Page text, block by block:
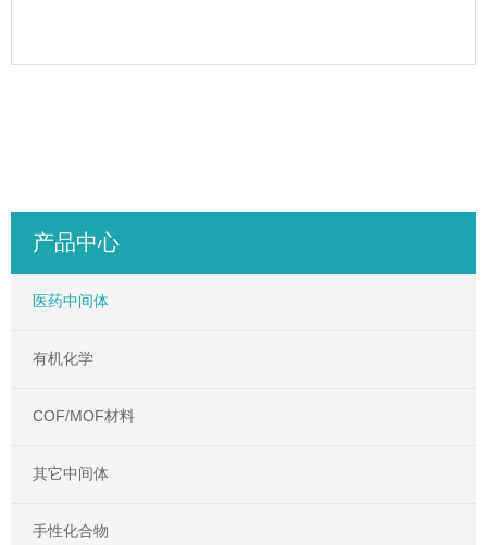
产品中心
医药中间体
有机化学
COF/MOF材料
其它中间体
手性化合物